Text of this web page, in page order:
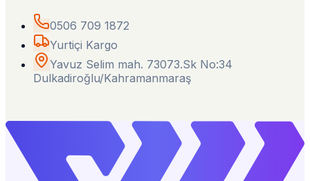
0506 709 1872
Yurtiçi Kargo
Yavuz Selim mah. 73073.Sk No:34
Dulkadiroğlu/Kahramanmaraş